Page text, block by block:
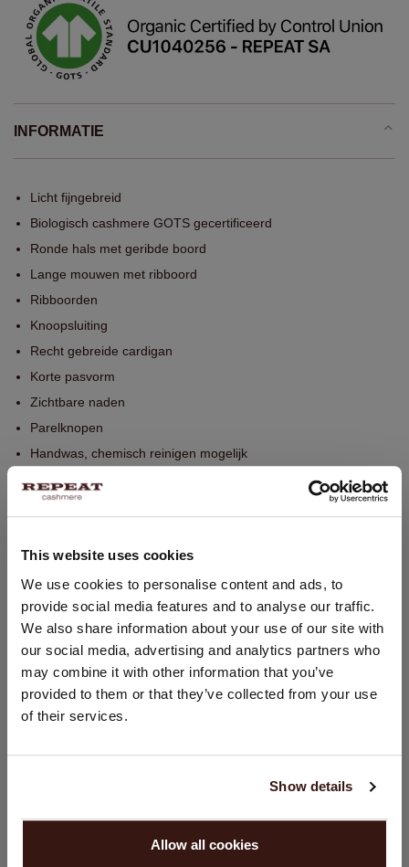
This website uses cookies
We use cookies to personalise content and ads, to
provide social media features and to analyse our traffic.
We also share information about your use of our site with
our social media, advertising and analytics partners who
may combine it with other information that you’ve
provided to them or that they’ve collected from your use
of their services.
Show details
Allow all cookies
INFORMATIE
Licht fijngebreid
Biologisch cashmere GOTS gecertificeerd
Ronde hals met geribde boord
Lange mouwen met ribboord
Ribboorden
Knoopsluiting
Recht gebreide cardigan
Korte pasvorm
Zichtbare naden
Parelknopen
Handwas, chemisch reinigen mogelijk
100% Organisch Cashmere (GOTS gecertificeerd)
WASVOORSCHRIFT
VERZENDEN & RETOURNEREN
LAND WIJZIGEN
U bezoekt Repeat cashmere vanuit Nederland (€). Wilt u uw
land wijzigen?
Verenigde Staten ($)
GA VERDER